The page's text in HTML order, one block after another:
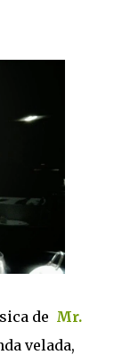
de Mr.
velada,